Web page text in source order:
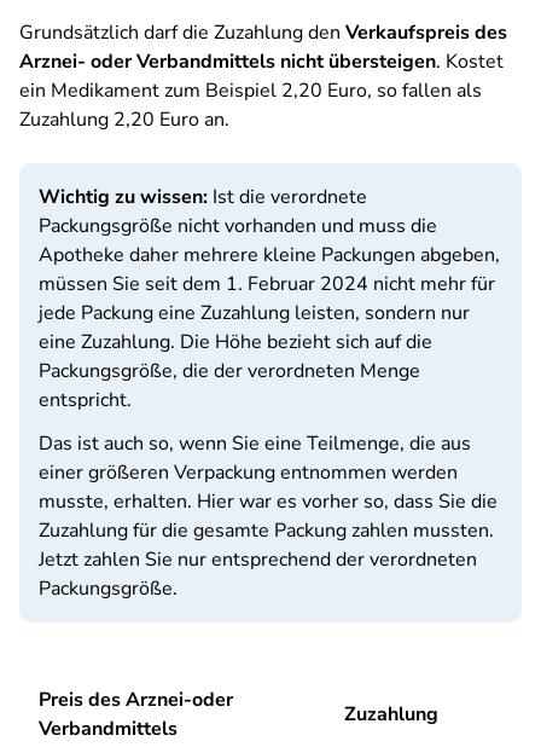
Grundsätzlich darf die Zuzahlung den Verkaufspreis des
Arznei- oder Verbandmittels nicht übersteigen. Kostet
ein Medikament zum Beispiel 2,20 Euro, so fallen als
Zuzahlung 2,20 Euro an.
Wichtig zu wissen: Ist die verordnete
Packungsgröße nicht vorhanden und muss die
Apotheke daher mehrere kleine Packungen abgeben,
müssen Sie seit dem 1. Februar 2024 nicht mehr für
jede Packung eine Zuzahlung leisten, sondern nur
eine Zuzahlung. Die Höhe bezieht sich auf die
Packungsgröße, die der verordneten Menge
entspricht.
Das ist auch so, wenn Sie eine Teilmenge, die aus
einer größeren Verpackung entnommen werden
musste, erhalten. Hier war es vorher so, dass Sie die
Zuzahlung für die gesamte Packung zahlen mussten.
Jetzt zahlen Sie nur entsprechend der verordneten
Packungsgröße.
Preis des Arznei-oder
Verbandmittels
Zuzahlung